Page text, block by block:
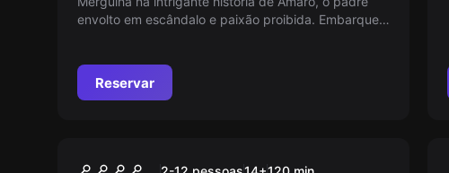
envolto em escândalo e paixão proibida. Embarque
preparado para desvendar este mistério numa
experiência de Room Escape como nunca antes
Reservar
Blackout